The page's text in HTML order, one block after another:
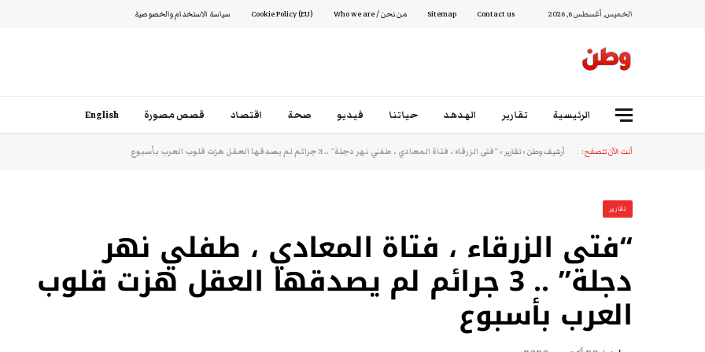
الخميس, أغسطس 6, 2026 Contact us
Sitemap من نحن / Who we are Cookie Policy (EU) سياسة الاستخدام والخصوصية
الرئيسية تقارير الهدهد حياتنا فيديو صحة اقتصاد قصص مصورة English
أنت الآن تتصفح: أرشيف وطن»تقارير»“فتى الزرقاء ، فتاة المعادي ، طفلي نهر دجلة” .. 3 جرائم لم يصدقها العقل هزت قلوب العرب بأسبوع
تقارير
“فتى الزرقاء ، فتاة المعادي ، طفلي نهر
دجلة” .. 3 جرائم لم يصدقها العقل هزت قلوب
العرب بأسبوع